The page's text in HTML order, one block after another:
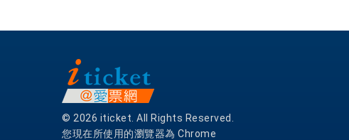
© 2026 iticket. All Rights Reserved.
您現在所使用的瀏覽器為 Chrome